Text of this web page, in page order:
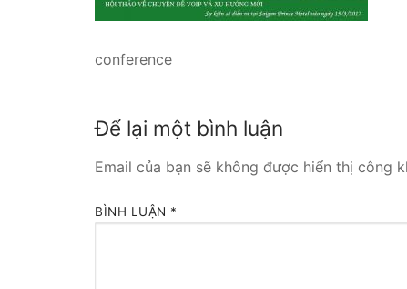
Tổng đài VoIP
HOSTED
conference
Để lại một bình luận
Email của bạn sẽ không được hiển thị công
BÌNH LUẬN *